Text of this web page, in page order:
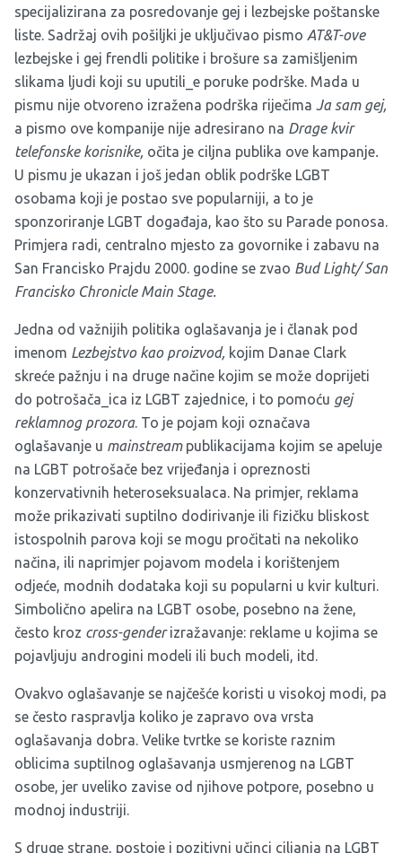
specijalizirana za posredovanje gej i lezbejske poštanske
liste. Sadržaj ovih pošiljki je uključivao pismo AT&T-ove
lezbejske i gej frendli politike i brošure sa zamišljenim
slikama ljudi koji su uputili_e poruke podrške. Mada u
pismu nije otvoreno izražena podrška riječima Ja sam gej,
a pismo ove kompanije nije adresirano na Drage kvir
telefonske korisnike, očita je ciljna publika ove kampanje
U pismu je ukazan i još jedan oblik podrške LGBT
osobama koji je postao sve popularniji, a to je
sponzoriranje LGBT događaja, kao što su Parade ponosa.
Primjera radi, centralno mjesto za govornike i zabavu na
San Francisko Prajdu 2000. godine se zvao Bud Light/ San
Francisko Chronicle Main Stage.
Jedna od važnijih politika oglašavanja je i članak pod
imenom Lezbejstvo kao proizvod, kojim Danae Clark
skreće pažnju i na druge načine kojim se može doprijeti
do potrošača_ica iz LGBT zajednice, i to pomoću gej
reklamnog prozora. To je pojam koji označava
oglašavanje u mainstreampublikacijama kojim se apeluje
na LGBT potrošače bez vrijeđanja i opreznosti
konzervativnih heteroseksualaca. Na primjer, reklama
može prikazivati suptilno dodirivanje ili fizičku bliskost
istospolnih parova koji se mogu pročitati na nekoliko
načina, ili naprimjer pojavom modela i korištenjem
odjeće, modnih dodataka koji su popularni u kvir kulturi.
Simbolično apelira na LGBT osobe, posebno na žene,
često kroz cross-genderizražavanje: reklame u kojima se
pojavljuju androgini modeli ili buch modeli, itd.
Ovakvo oglašavanje se najčešće koristi u visokoj modi, pa
se često raspravlja koliko je zapravo ova vrsta
oglašavanja dobra. Velike tvrtke se koriste raznim
oblicima suptilnog oglašavanja usmjerenog na LGBT
osobe, jer uveliko zavise od njihove potpore, posebno u
modnoj industriji.
S druge strane, postoje i pozitivni učinci ciljanja na LGBT